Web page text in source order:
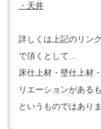
・天井
詳しくは上記のリン
で頂くとして…
床仕上材・壁仕上材
リエーションがある
というものではあり